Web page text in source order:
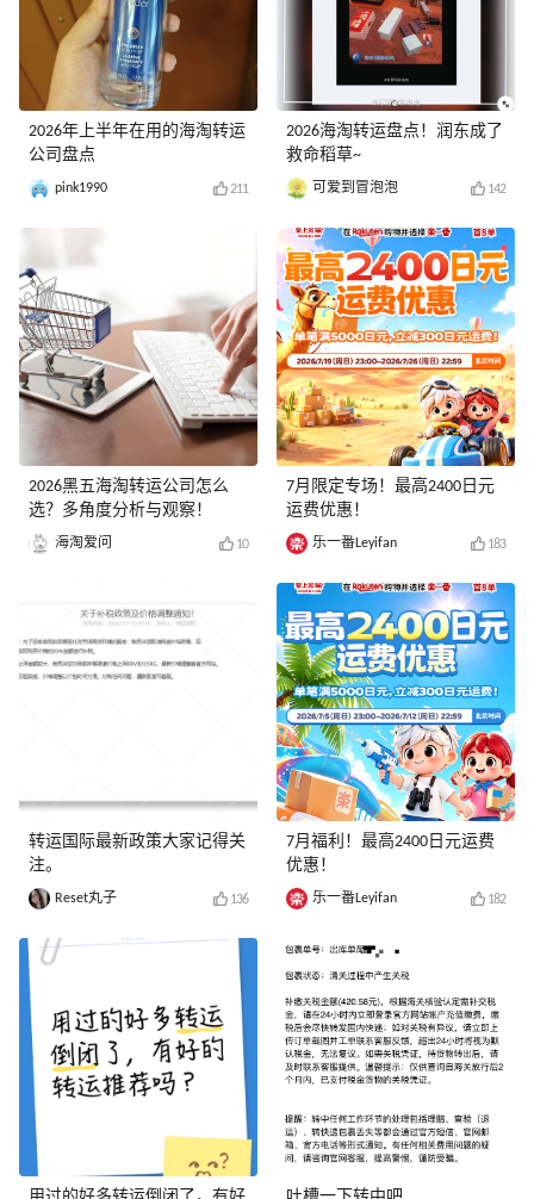
2026年上半年在用的海淘转运
公司盘点
pink1990 211
2026黑五海淘转运公司怎么
选？多角度分析与观察！
海淘爱问 10
转运国际最新政策大家记得关
注。
Reset丸子 136
2026海淘转运盘点！润东成了
救命稻草~
可爱到冒泡泡 142
7月限定专场！最高2400日元
运费优惠！
乐一番Leyifan 183
7月福利！最高2400日元运费
优惠！
乐一番Leyifan 182